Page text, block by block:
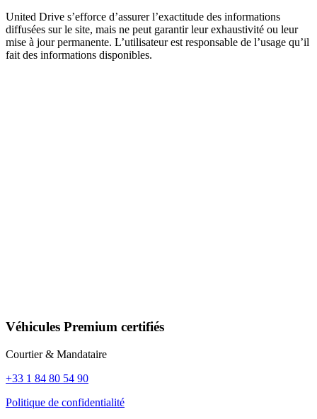
United Drive s’efforce d’assurer l’exactitude des informations
diffusées sur le site, mais ne peut garantir leur exhaustivité ou leur
mise à jour permanente. L’utilisateur est responsable de l’usage qu’il
fait des informations disponibles.
Véhicules Premium certifiés
Courtier & Mandataire
+33 1 84 80 54 90
Politique de confidentialité